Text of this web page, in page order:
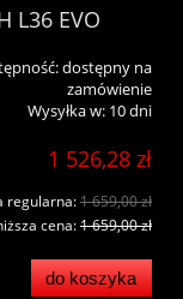
L36 EVO
dostępny na
zamówienie
Wysyłka w: 10 dni
1 526,28 zł
regularna:1 659,00 zł
cena:1 659,00 zł
do koszyka